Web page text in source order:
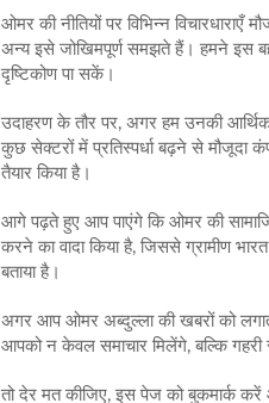
ओमर की नीतियों पर विभिन्न
अन्य इसे जोखिमपूर्ण समझते हैं। हमने इस
दृष्टिकोण पा सकें।
उदाहरण के तौर पर, अगर हम उनकी
कुछ सेक्टरों में प्रतिस्पर्धा बढ़ने से मौजूदा
तैयार किया है।
आगे पढ़ते हुए आप पाएंगे कि ओमर की
करने का वादा किया है, जिससे ग्रामीण
बताया है।
अगर आप ओमर अब्दुल्ला की खबरों को
आपको न केवल समाचार मिलेंगे, बल्कि
तो देर मत कीजिए, इस पेज को बुकमार्क